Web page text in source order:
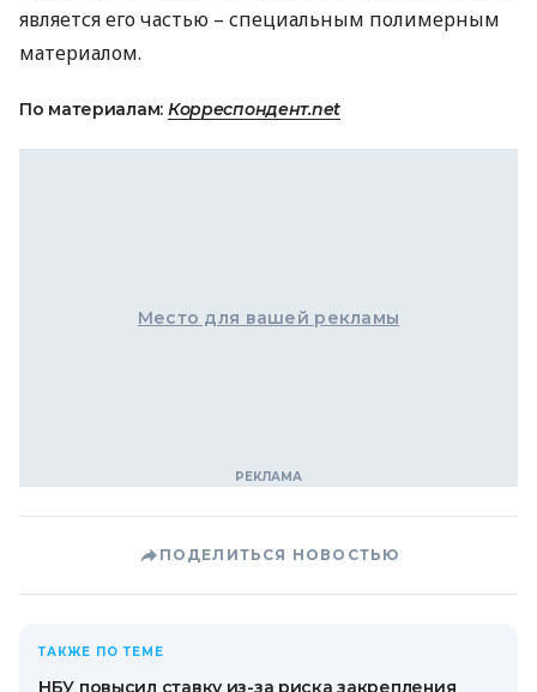
является его частью – специальным полимерным
материалом.
По материалам: Корреспондент.net
Место для вашей рекламы
ПОДЕЛИТЬСЯ НОВОСТЬЮ
ТАКЖЕ ПО ТЕМЕ
НБУ повысил ставку из-за риска закрепления